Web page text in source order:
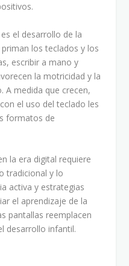
el desarrollo de la
los teclados y los
escribir a mano y
la motricidad y la
A medida que crecen,
el uso del teclado les
formatos de
la era digital requiere
tradicional y lo
activa y estrategias
el aprendizaje de la
pantallas reemplacen
desarrollo infantil.